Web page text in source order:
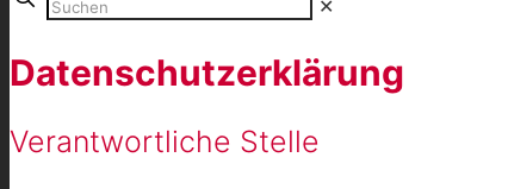
✕
Datenschutzerklärung
Verantwortliche Stelle